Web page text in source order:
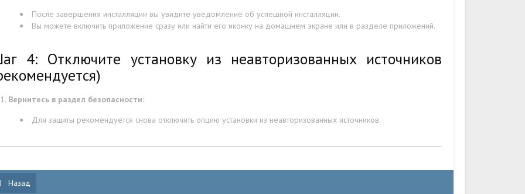
После завершения инсталляции вы увидите уведомление об успешной инсталляции.
Вы можете включить приложение сразу или найти его иконку на домашнем экране или в разделе приложений.
4: Отключите установку из неавторизованных источников
Вернитесь в раздел безопасности:
Для защиты рекомендуется снова отключить опцию установки из неавторизованных источников.
Назад